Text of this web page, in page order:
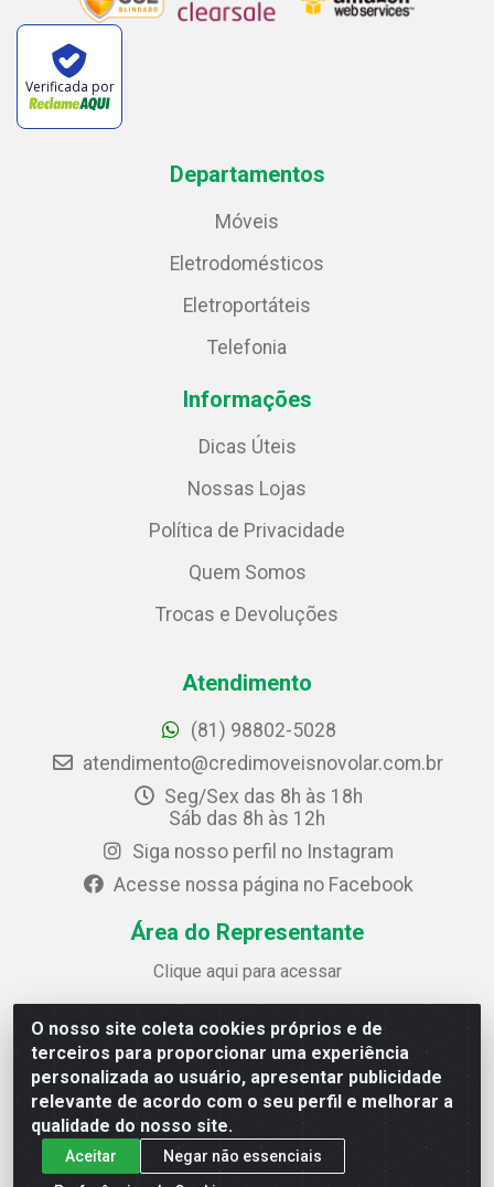
O nosso site coleta cookies próprios e de
terceiros para proporcionar uma experiência
personalizada ao usuário, apresentar publicidade
relevante de acordo com o seu perfil e melhorar a
qualidade do nosso site.
Aceitar
Negar não essenciais
Verificada por
Departamentos
Móveis
Eletrodomésticos
Eletroportáteis
Telefonia
Informações
Dicas Úteis
Nossas Lojas
Política de Privacidade
Quem Somos
Trocas e Devoluções
Atendimento
(81) 98802-5028
atendimento@credimoveisnovolar.com.br
Seg/Sex das 8h às 18h
Sáb das 8h às 12h
Siga nosso perfil no Instagram
Acesse nossa página no Facebook
Área do Representante
Clique aqui para acessar
Credimóveis Novolar Ltda
Rua José Alves Bezerra, 430 - Prazeres - Jaboatão dos
Guararapes / PE - CEP 54.325-610
CNPJ: 09.930.165/0013-70